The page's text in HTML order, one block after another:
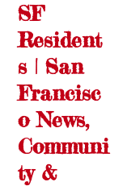
Skip
content
SF
Resident
s | San
Francisc
o News,
Communi
ty &